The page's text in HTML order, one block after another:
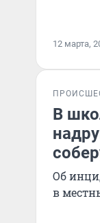
12 марта,
В
Об
в